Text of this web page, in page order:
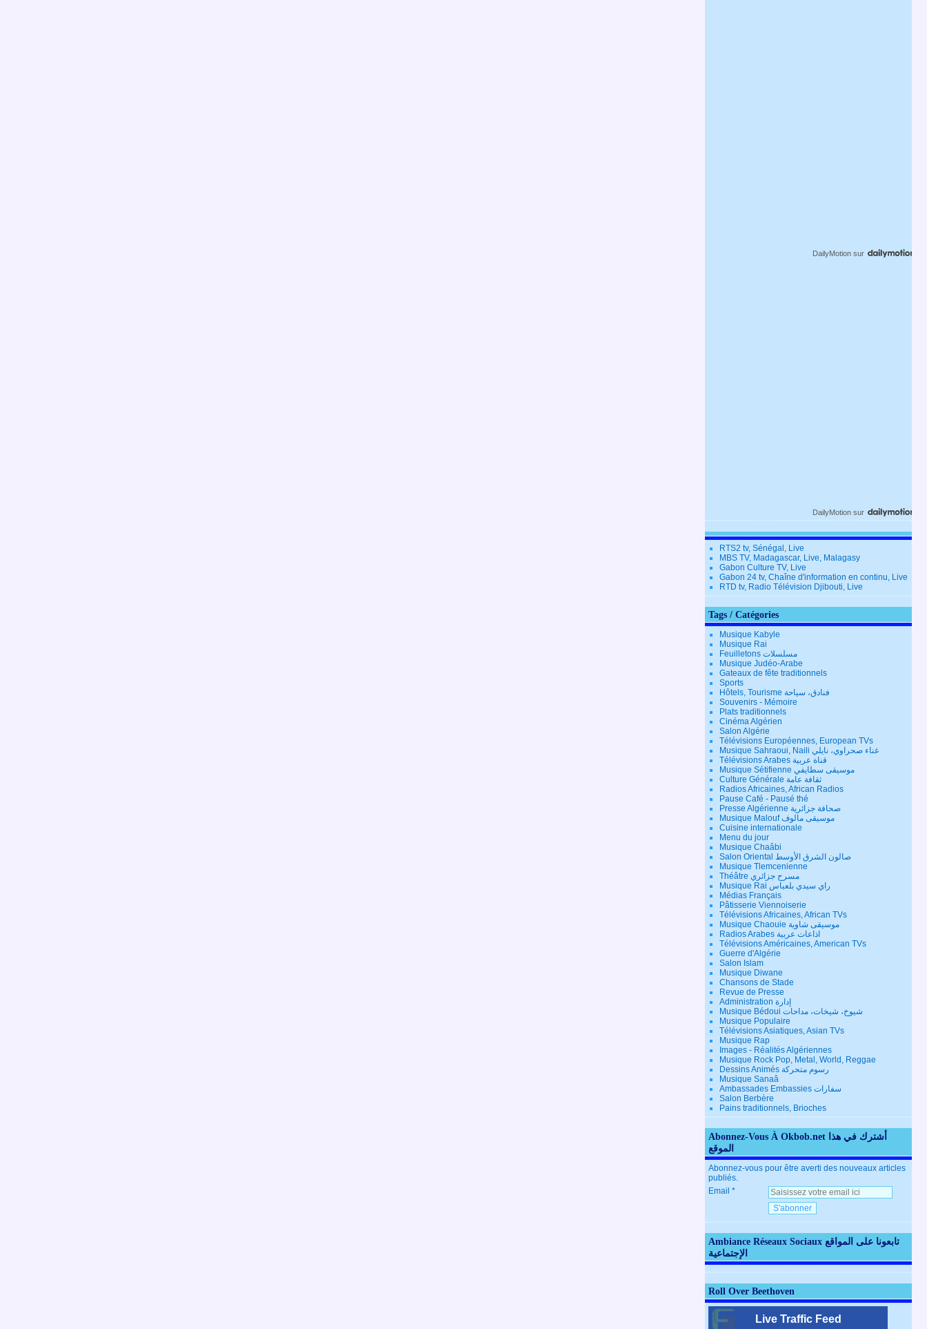
DailyMotion sur
DailyMotion sur
RTS2 tv, Sénégal, Live
MBS TV, Madagascar, Live, Malagasy
Gabon Culture TV, Live
Gabon 24 tv, Chaîne d'information en continu, Live
RTD tv, Radio Télévision Djibouti, Live
Tags / Catégories
Musique Kabyle
Musique Rai
Feuilletons مسلسلات
Musique Judéo-Arabe
Gateaux de fête traditionnels
Sports
Hôtels, Tourisme فنادق، سياحة
Souvenirs - Mémoire
Plats traditionnels
Cinéma Algérien
Salon Algérie
Télévisions Européennes, European TVs
Musique Sahraoui, Naili غناء صحراوي، نايلي
Télévisions Arabes قناة عربية
Musique Sétifienne موسيقى سطايفي
Culture Générale ثقافة عامة
Radios Africaines, African Radios
Pause Café - Pausé thé
Presse Algérienne صحافة جزائرية
Musique Malouf موسيقى مالوف
Cuisine internationale
Menu du jour
Musique Chaâbi
Salon Oriental صالون الشرق الأوسط
Musique Tlemcenienne
Théâtre مسرح جزائري
Musique Rai راي سيدي بلعباس
Médias Français
Pâtisserie Viennoiserie
Télévisions Africaines, African TVs
Musique Chaouie موسيقى شاوية
Radios Arabes اذاعات عربية
Télévisions Américaines, American TVs
Guerre d'Algérie
Salon Islam
Musique Diwane
Chansons de Stade
Revue de Presse
Administration إدارة
Musique Bédoui شيوخ، شيخات، مداحات
Musique Populaire
Télévisions Asiatiques, Asian TVs
Musique Rap
Images - Réalités Algériennes
Musique Rock Pop, Metal, World, Reggae
Dessins Animés رسوم متحركة
Musique Sanaâ
Ambassades Embassies سفارات
Salon Berbère
Pains traditionnels, Brioches
Abonnez-Vous À Okbob.net أشترك في هذا
الموقع
Abonnez-vous pour être averti des nouveaux articles
publiés.
Email
Ambiance Réseaux Sociaux تابعونا على المواقع
الإجتماعية
Roll Over Beethoven
Live Traffic Feed